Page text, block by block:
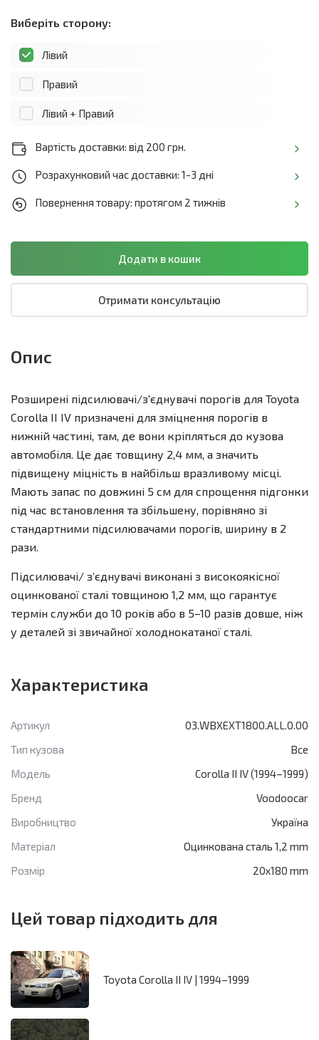
Виберіть сторону:
Лівий
Правий
Лівий + Правий
Вартість доставки: від 200 грн.
Розрахунковий час доставки: 1-3 дні
Повернення товару: протягом 2 тижнів
Отримати консультацію
Опис
Розширені підсилювачі/з'єднувачі порогів для Toyota
Corolla II IV призначені для зміцнення порогів в
нижній частині, там, де вони кріпляться до кузова
автомобіля. Це дає товщину 2,4 мм, а значить
підвищену міцність в найбільш вразливому місці.
Мають запас по довжині 5 см для спрощення підгонки
під час встановлення та збільшену, порівняно зі
стандартними підсилювачами порогів, ширину в 2
рази.
Підсилювачі/ зʼєднувачі виконані з високоякісної
оцинкованої сталі товщиною 1,2 мм, що гарантує
термін служби до 10 років або в 5–10 разів довше, ніж
у деталей зі звичайної холоднокатаної сталі.
Характеристика
Артикул
03.WBXEXT1800.ALL.0.00
Тип кузова
Все
Модель
Corolla II IV (1994–1999)
Бренд
Voodoocar
Виробництво
Україна
Матеріал
Оцинкована сталь 1,2 mm
Розмір
20x180 mm
Цей товар підходить для
Toyota Corolla II IV | 1994–1999